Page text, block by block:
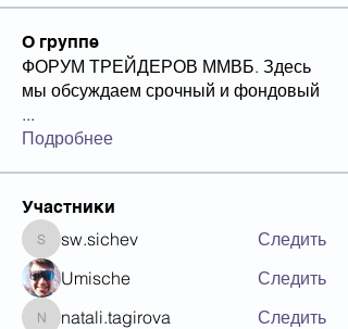
О группе
ФОРУМ ТРЕЙДЕРОВ ММВБ. Здесь
мы обсуждаем срочный и фондовый
...
Подробнее
Участники
sw.sichev
sw.sichev
Следить
Umische
Следить
natali.tagirova
natali.tagirova Следить